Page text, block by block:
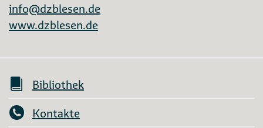
info@dzblesen.de
www.dzblesen.de
Bibliothek
Kontakte